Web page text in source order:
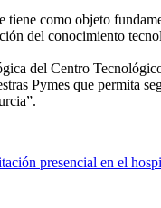
como objeto
del conocimiento
del Centro
Pymes que permita
presencial en el